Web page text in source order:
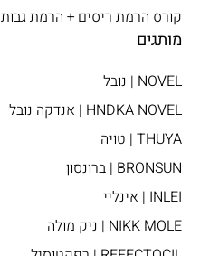
קורס הרמת ריסים + הרמת גבות
מותגים
NOVEL | נובל
HNDKA NOVEL | אנדקה נובל
THUYA | טויה
BRONSUN | ברונסון
INLEI | אינליי
NIKK MOLE | ניק מולה